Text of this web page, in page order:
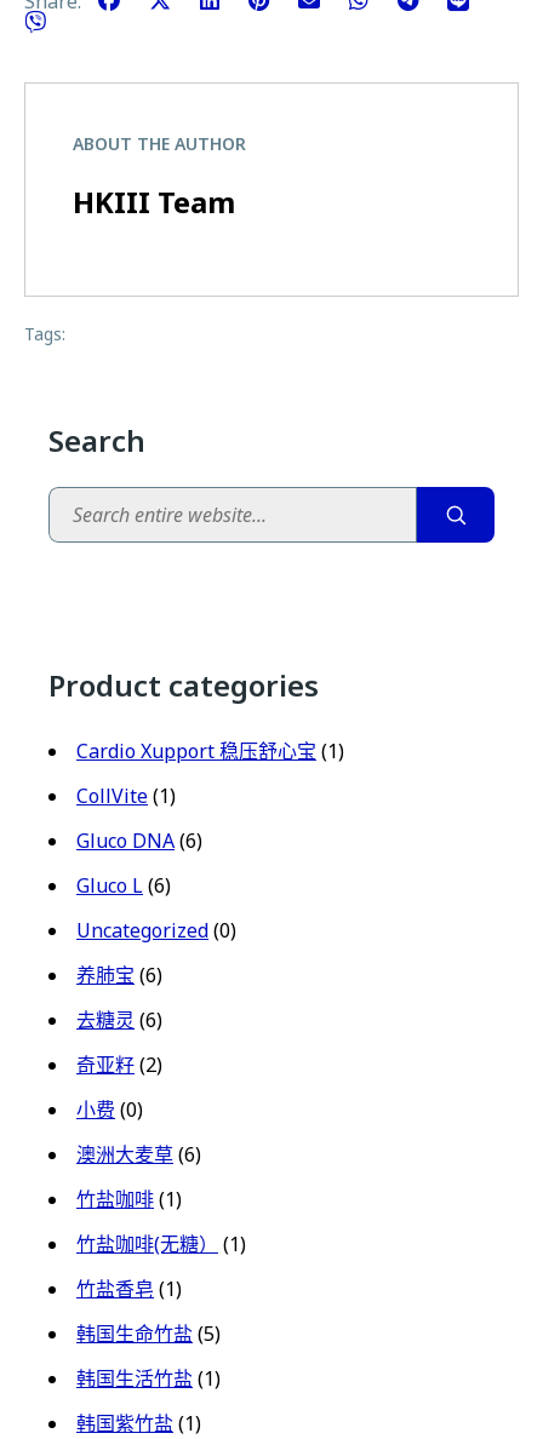
ABOUT THE AUTHOR
HKIII Team
Tags:
Search
Search
Product categories
Cardio Xupport 稳压舒心宝 (1)
CollVite(1)
Gluco DNA(6)
Gluco L(6)
Uncategorized(0)
养肺宝 (6)
去糖灵(6)
奇亚籽(2)
小费 (0)
澳洲大麦草(6)
竹盐咖啡(1)
竹盐咖啡(无糖）
(1)
竹盐香皂 (1)
韩国生命竹盐(5)
韩国生活竹盐(1)
韩国紫竹盐(1)